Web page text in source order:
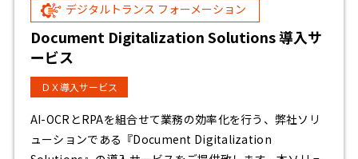
デジタルトランス フォーメーション
Document Digitalization Solutions 導入サ
ービス
ＤＸ導入サービス
AI-OCRとRPAを組合せて業務の効率化を行う、弊社ソリ
ューションである『Document Digitalization